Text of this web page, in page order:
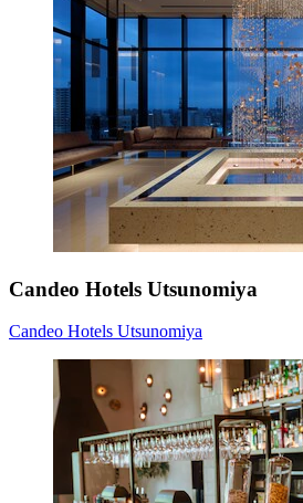
Candeo Hotels Utsunomiya
Candeo Hotels Utsunomiya